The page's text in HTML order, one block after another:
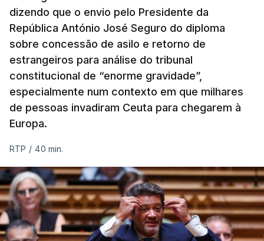
dizendo que o envio pelo Presidente da
República António José Seguro do diploma
sobre concessão de asilo e retorno de
estrangeiros para análise do tribunal
constitucional de “enorme gravidade”,
especialmente num contexto em que milhares
de pessoas invadiram Ceuta para chegarem à
Europa.
RTP / 40 min.